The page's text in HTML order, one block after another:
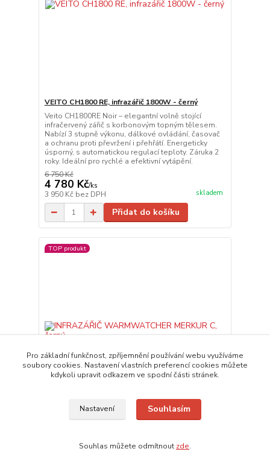
VEITO CH1800 RE, infrazářič 1800W - černý
Veito CH1800RE Noir – elegantní volně stojící
infračervený zářič s korbonovým topným tělesem.
Nabízí 3 stupně výkonu, dálkové ovládání, časovač
a ochranu proti převržení i přehřátí. Energeticky
úsporný, s automatickou regulací teploty. Záruka 2
roky. Ideální pro rychlé a efektivní vytápění.
6 750 Kč
4 780 Kč/ks
3 950 Kč bez DPH skladem
Přidat do košíku
TOP produkt
INFRAZÁŘIČ WARMWATCHER MERKUR C, černý
Pro základní funkčnost, zpříjemnění používání webu využíváme
soubory cookies. Nastavení vlastních preferencí cookies můžete
kdykoli upravit odkazem ve spodní části stránek.
Nastavení Souhlasím
Souhlas můžete odmítnout zde.